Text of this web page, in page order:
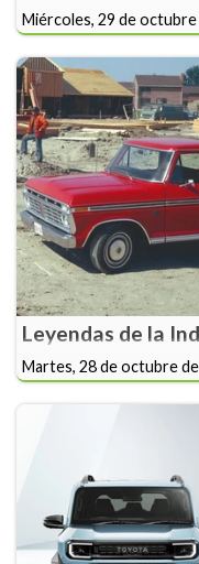
Miércoles, 29 de octubre
Leyendas de la
Martes, 28 de octubre